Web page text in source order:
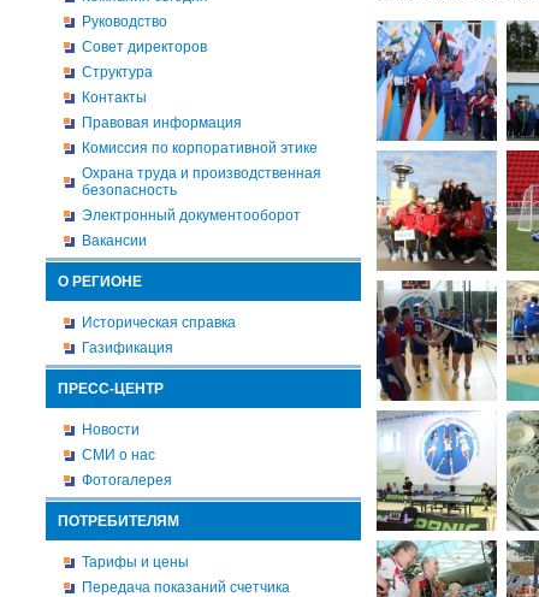
Руководство
Совет директоров
Структура
Контакты
Правовая информация
Комиссия по корпоративной этике
Охрана труда и производственная
безопасность
Электронный документооборот
Вакансии
О РЕГИОНЕ
Историческая справка
Газификация
ПРЕСС-ЦЕНТР
Новости
СМИ о нас
Фотогалерея
ПОТРЕБИТЕЛЯМ
Тарифы и цены
Передача показаний счетчика